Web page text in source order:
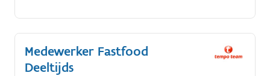
Medewerker Fastfood
Deeltijds